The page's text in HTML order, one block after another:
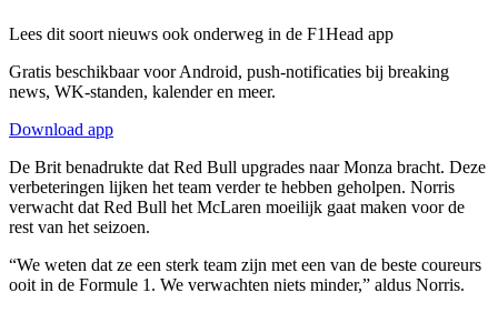
Lees dit soort nieuws ook onderweg in de F1Head app
Gratis beschikbaar voor Android, push-notificaties bij breaking
news, WK-standen, kalender en meer.
Download app
De Brit benadrukte dat Red Bull upgrades naar Monza bracht. Deze
verbeteringen lijken het team verder te hebben geholpen. Norris
verwacht dat Red Bull het McLaren moeilijk gaat maken voor de
rest van het seizoen.
“We weten dat ze een sterk team zijn met een van de beste coureurs
ooit in de Formule 1. We verwachten niets minder,” aldus Norris.